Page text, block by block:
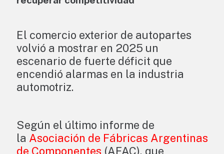
El comercio exterior de autopartes
volvió a mostrar en 2025 un
escenario de fuerte déficit que
encendió alarmas en la industria
automotriz.
Según el último informe de
la Asociación de Fábricas Argentinas
de Componentes (AFAC), que